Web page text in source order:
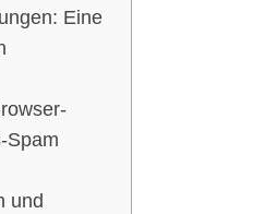
Eine
Spam
und